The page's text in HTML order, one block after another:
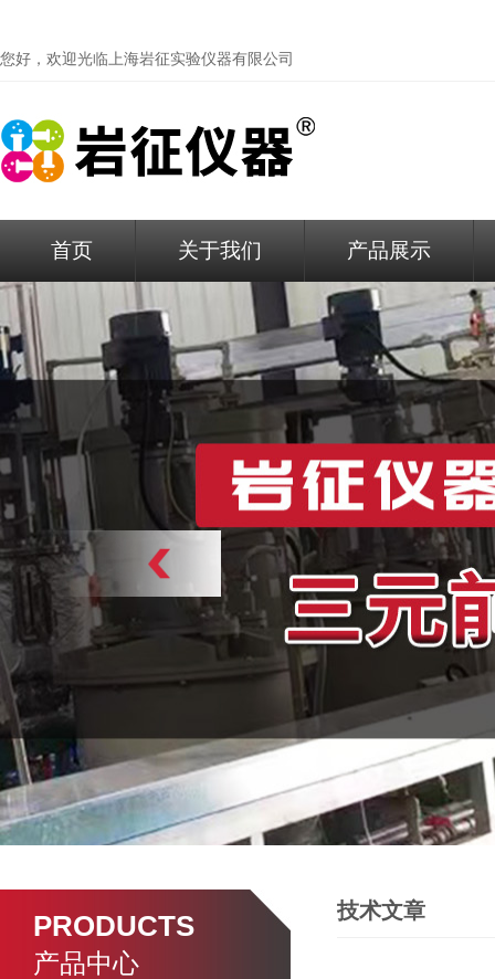
您好，欢迎光临上海岩征实验仪器有限公司
首页 关于我们 产品展示
PRODUCTS
产品中心
技术文章